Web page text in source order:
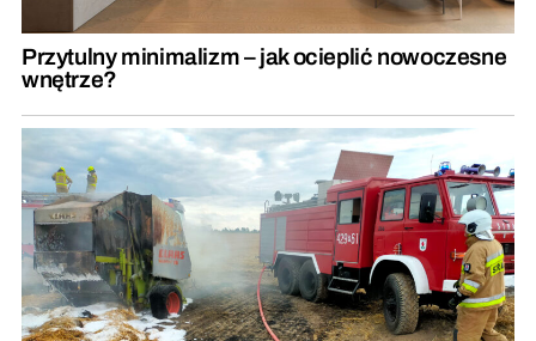
Przytulny minimalizm – jak ocieplić nowoczesne
wnętrze?